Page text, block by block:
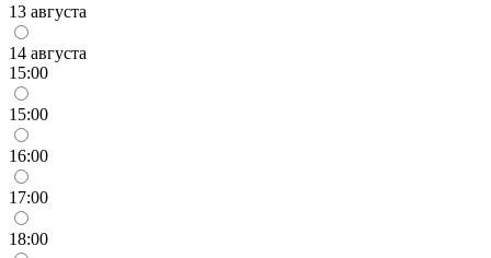
13 августа
14 августа
15:00
15:00
16:00
17:00
18:00